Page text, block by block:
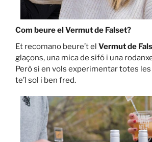
Com beure el Vermut de Falset?
Et recomano beure’t el Vermut de
glaçons, una mica de sifó i una
Però si en vols experimentar totes
te’l sol i ben fred.